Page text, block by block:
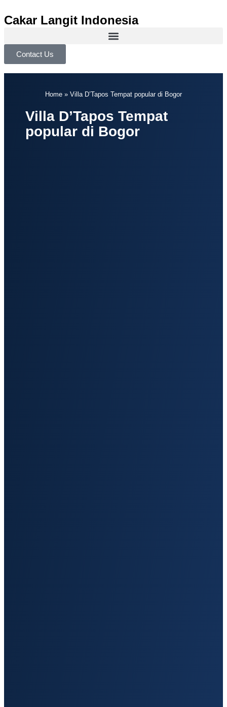
Cakar Langit Indonesia
Contact Us
Home » Villa D’Tapos Tempat popular di Bogor
Villa D’Tapos Tempat
popular di Bogor